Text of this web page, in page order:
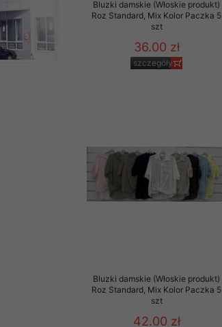
Bluzki damskie (Włoskie produkt)
Roz Standard, Mix Kolor Paczka 5
szt
36.00 zł
szczegóły
Bluzki damskie (Włoskie produkt)
Roz Standard, Mix Kolor Paczka 5
szt
42.00 zł